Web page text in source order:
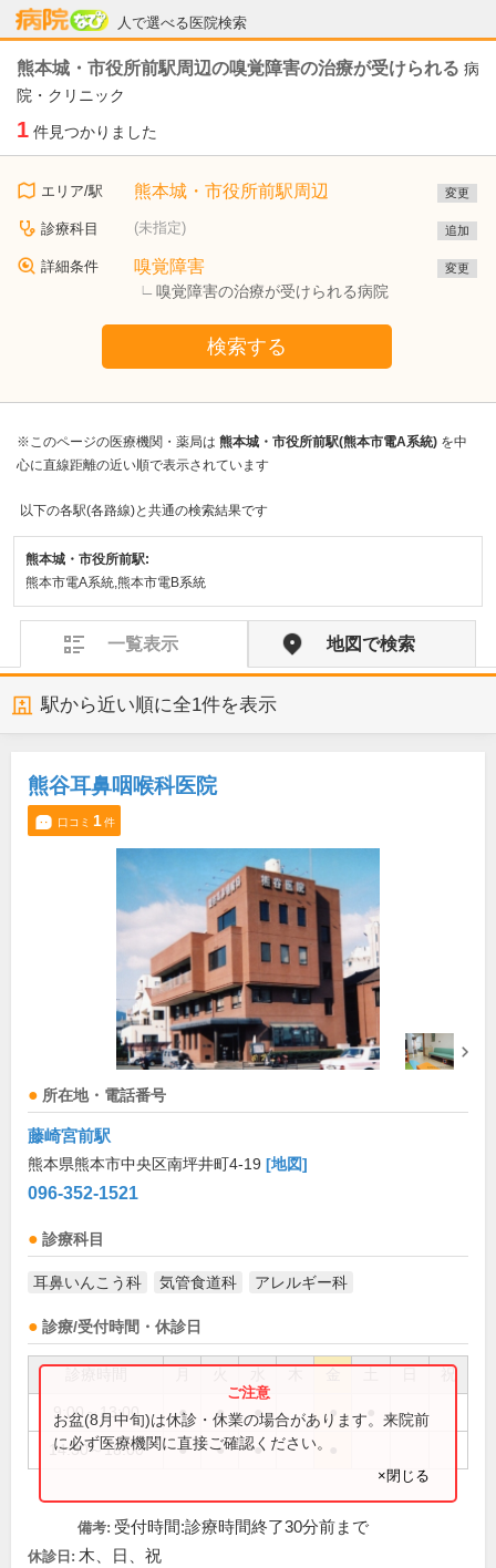
人で選べる医院検索
病院なび
熊本城・市役所前駅周辺の嗅覚障害の治療が受けられる 病
院・クリニック
1 件見つかりました
エリア/駅 熊本城・市役所前駅周辺 変更
診療科目 (未指定) 追加
詳細条件 嗅覚障害
嗅覚障害の治療が受けられる病院
変更
検索する
※このページの医療機関・薬局は 熊本城・市役所前駅(熊本市電A系統) を中
心に直線距離の近い順で表示されています
以下の各駅(各路線)と共通の検索結果です
熊本城・市役所前駅:
熊本市電A系統,熊本市電B系統
一覧表示 地図で検索
駅から近い順に全1件を表示
熊谷耳鼻咽喉科医院
口コミ 1件
所在地・電話番号
藤崎宮前駅
熊本県熊本市中央区南坪井町4-19 [地図]
096-352-1521
診療科目
耳鼻いんこう科 気管食道科 アレルギー科
診療/受付時間・休診日
祝
9:00～13:00 ● ● ● ●
14:30～18:00 ● ● ●
お盆(8月中旬)は休診・休業の場合があります。来院前
に必ず医療機関に直接ご確認ください。
×閉じる
備考: 受付時間:診療時間終了30分前まで
休診日: 木、日、祝